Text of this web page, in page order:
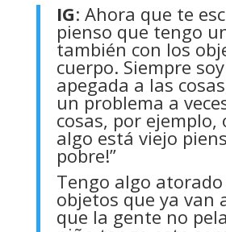
IG: Ahora que te
pienso que tengo
también con los
cuerpo. Siempre
apegada a las
un problema a
cosas, por ejemplo,
algo está viejo
pobre!”
Tengo algo
objetos que ya van
que la gente no